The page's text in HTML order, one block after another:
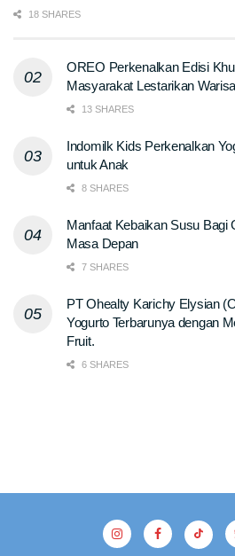
18 SHARES
OREO Perkenalkan Edisi
Masyarakat Lestarikan
13 SHARES
Indomilk Kids Perkenalkan
untuk Anak
8 SHARES
Manfaat Kebaikan Susu Bagi
Masa Depan
7 SHARES
PT Ohealty Karichy Elysian
Yogurto Terbarunya dengan
Fruit.
6 SHARES